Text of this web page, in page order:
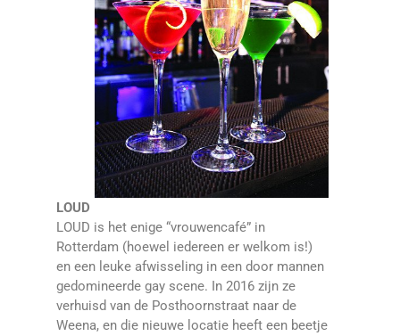
LOUD
LOUD is het enige “vrouwencafé” in
Rotterdam (hoewel iedereen er welkom is!)
en een leuke afwisseling in een door mannen
gedomineerde gay scene. In 2016 zijn ze
verhuisd van de Posthoornstraat naar de
Weena, en die nieuwe locatie heeft een beetje